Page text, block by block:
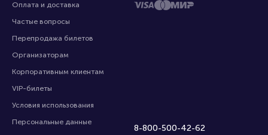
Оплата и доставка
Частые вопросы
Перепродажа билетов
Организаторам
Корпоративным клиентам
VIP-билеты
Условия использования
Персональные данные
8-800-500-42-62